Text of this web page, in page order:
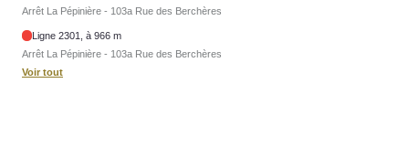
Arrêt La Pépinière - 103a Rue des Berchères
Ligne 2301, à 966 m
Arrêt La Pépinière - 103a Rue des Berchères
Voir tout